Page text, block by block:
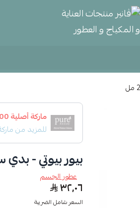
ڤانير منتجات العناية و
ماركة أصلية 100%
للمزيد من
بيور بيوتي - بدي
عطور الجسم
٣٢٫٠٦
السعر شامل الضريبة